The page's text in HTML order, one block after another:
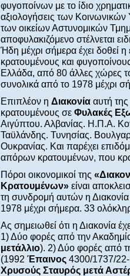
φυγοποίνων με το ίδιο
αξιολογήσεις των
των οικείων Αστυνομικών
αποφυλακιζόμενο στέλνεται
Ήδη μέχρι σήμερα έχει δοθεί η
κρατουμένους και
Ελλάδα, από 80 άλλες χώρες
συνολικά από το 1978 μέχρι
Επιπλέον η Διακονία αυτή
κρατουμένους σε Φυλακές
Αιγύπτου. Αλβανίας. Η.Π.Α.
Ταϋλάνδης. Τυνησίας.
Ουκρανίας. Και παρέχει
απόρων κρατουμένων, που
Πόροι οικονομικοί της
Κρατουμένων» είναι
τη συνδρομή αυτών η
1978 μέχρι σήμερα. 33
Ας σημειωθεί ότι η Διακονία
1) Δύο φορές από την
μετάλλιο). 2) Δύο φορές από
(1992 Έπαινος 4300/1737/
Χρυσούς Σταυρός μετά